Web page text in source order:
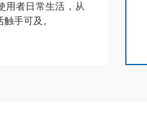
用者日常生活，从
手可及。